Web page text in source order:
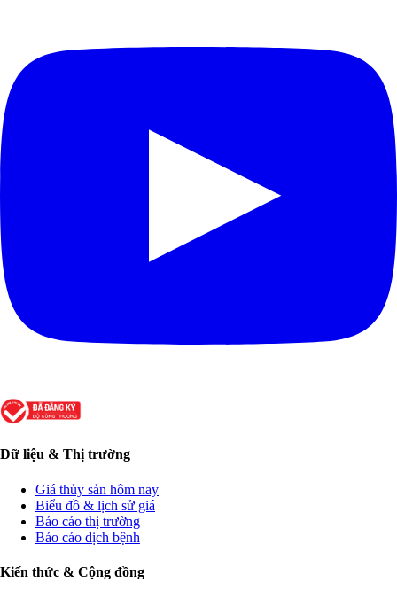
Dữ liệu & Thị trường
Giá thủy sản hôm nay
Biểu đồ & lịch sử giá
Báo cáo thị trường
Báo cáo dịch bệnh
Kiến thức & Cộng đồng